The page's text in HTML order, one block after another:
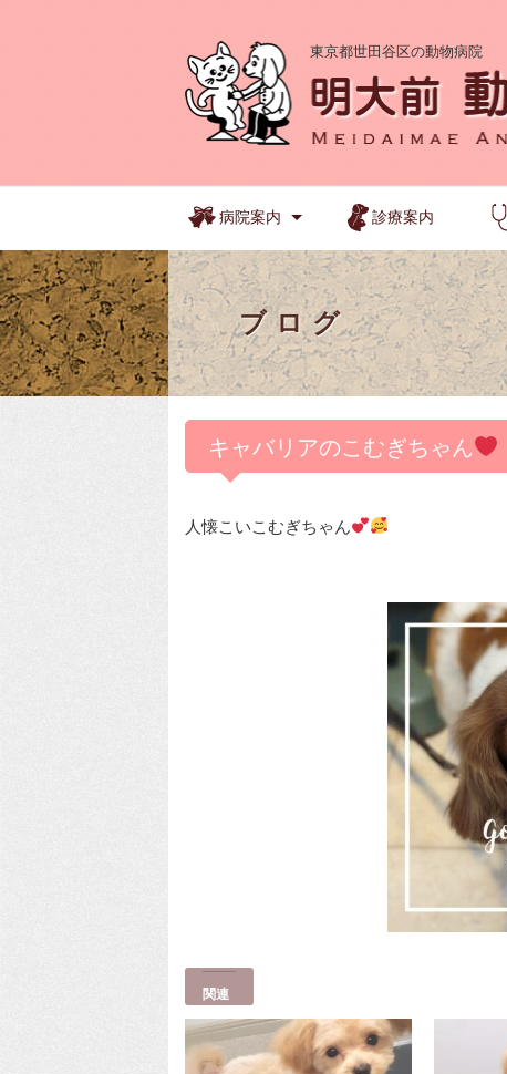
東京都世田谷区の動物病院
病院案内 診療案内
ブログ
キャバリアのこむぎちゃん
人懐こいこむぎちゃん
関連